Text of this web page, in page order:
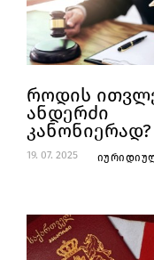
როდის
ანდერძი
კანონიერად?
19. 07. 2025